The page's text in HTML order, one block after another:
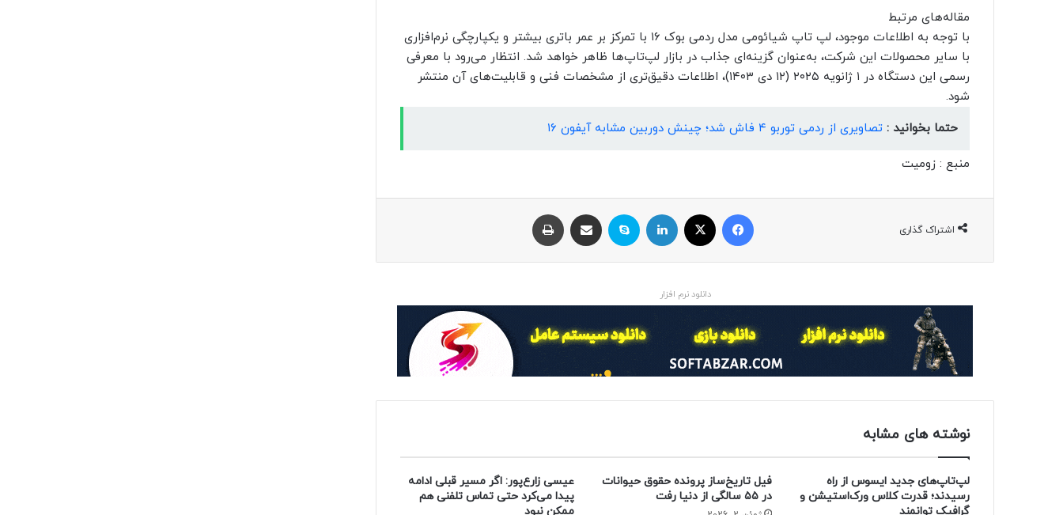
مقاله‌های مرتبط
با توجه‌ به اطلاعات موجود، لپ‌ تاپ شیائومی مدل ردمی بوک ۱۶ با تمرکز بر عمر باتری بیشتر و یکپارچگی نرم‌افزاری
با سایر محصولات این شرکت، به‌عنوان گزینه‌ای جذاب در بازار لپ‌تاپ‌ها ظاهر خواهد شد. انتظار می‌رود با معرفی
رسمی این دستگاه در ۱ ژانویه ۲۰۲۵ (۱۲ دی ۱۴۰۳)، اطلاعات دقیق‌تری از مشخصات فنی و قابلیت‌های آن منتشر
شود.
حتما بخوانید : تصاویری از ردمی توربو ۴ فاش شد؛ چینش دوربین مشابه آیفون ۱۶
منبع : زومیت
اشتراک گذاری
ایکس
دانلود نرم افزار
نوشته های مشابه
لپ‌تاپ‌های جدید ایسوس از راه
رسیدند؛ قدرت کلاس ورک‌استیشن و
گرافیک توانمند
فیل تاریخ‌ساز پرونده حقوق حیوانات
در ۵۵ سالگی از دنیا رفت
عیسی زارع‌پور: اگر مسیر قبلی ادامه
پیدا می‌کرد حتی تماس تلفنی هم
ممکن نبود